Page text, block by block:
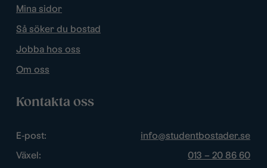
Mina sidor
Så söker du bostad
Jobba hos oss
Om oss
Kontakta oss
E-post:
info@studentbostader.se
Växel:
013 – 20 86 60